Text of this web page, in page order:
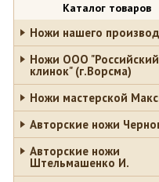
Каталог товаров
Ножи нашего
Ножи ООО "Российский
клинок" (г.Ворсма)
Ножи мастерской
Авторские ножи
Авторские ножи
Штельмашенко И.